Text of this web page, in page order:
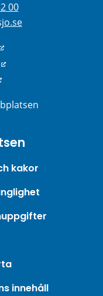
00
till annan
till annan
till annan webbplats.
kakor
innehåll